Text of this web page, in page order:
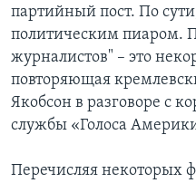
партийный пост. По
политическим пиаром.
журналистов" – это
повторяющая
Якобсон в разговоре с
службы «Голоса
Перечисляя некоторых